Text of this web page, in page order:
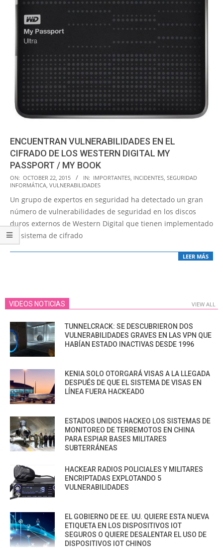
ENCUENTRAN VULNERABILIDADES EN EL
CIFRADO DE LOS WESTERN DIGITAL MY
PASSPORT / MY BOOK
2015-
10-
22
ON: OCTOBER 22, 2015 IN: IMPORTANTES, INCIDENTES, SEGURIDAD
INFORMÁTICA, VULNERABILIDADES
Un grupo de expertos en seguridad ha detectado un gran
número de vulnerabilidades de seguridad en los discos
duros externos de Western Digital que tienen implementado
un sistema de cifrado
LEER MÁS
VIDEOS NOTICIAS VIEW ALL
TUNNELCRACK: SE DESCUBRIERON DOS
VULNERABILIDADES GRAVES EN LAS VPN QUE
HABÍAN ESTADO INACTIVAS DESDE 1996
KENIA SOLO OTORGARÁ VISAS A LA LLEGADA
DESPUÉS DE QUE EL SISTEMA DE VISAS EN
LÍNEA FUERA HACKEADO
ESTADOS UNIDOS HACKEO LOS SISTEMAS DE
MONITOREO DE TERREMOTOS EN CHINA
PARA ESPIAR BASES MILITARES
SUBTERRÁNEAS
HACKEAR RADIOS POLICIALES Y MILITARES
ENCRIPTADAS EXPLOTANDO 5
VULNERABILIDADES
EL GOBIERNO DE EE. UU. QUIERE ESTA NUEVA
ETIQUETA EN LOS DISPOSITIVOS IOT
SEGUROS O QUIERE DESALENTAR EL USO DE
DISPOSITIVOS IOT CHINOS